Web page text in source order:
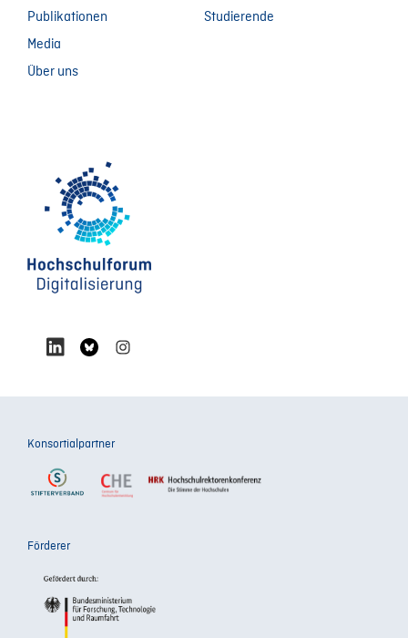
Publikationen
Media
Über uns
Studierende
Konsortialpartner
Förderer